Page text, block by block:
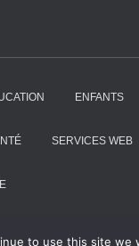
ENFANTS
SERVICES WEB
to use this site we